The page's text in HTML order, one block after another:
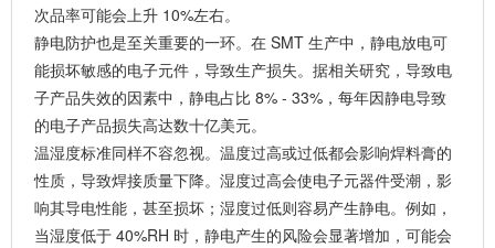
次品率可能会上升 10%左右。
静电防护也是至关重要的一环。在 SMT 生产中，静电放电可
能损坏敏感的电子元件，导致生产损失。据相关研究，导致电
子产品失效的因素中，静电占比 8% - 33%，每年因静电导致
的电子产品损失高达数十亿美元。
温湿度标准同样不容忽视。温度过高或过低都会影响焊料膏的
性质，导致焊接质量下降。湿度过高会使电子元器件受潮，影
响其导电性能，甚至损坏；湿度过低则容易产生静电。例如，
当湿度低于 40%RH 时，静电产生的风险会显著增加，可能会